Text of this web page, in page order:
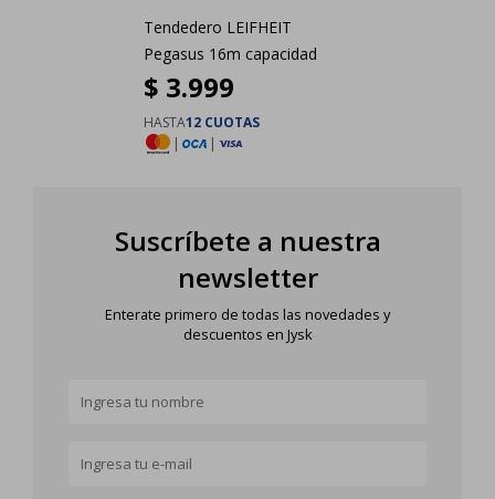
Tendedero LEIFHEIT
Pegasus 16m capacidad
$ 3.999
HASTA12 CUOTAS
|
|
Suscríbete a nuestra
newsletter
Enterate primero de todas las novedades y
descuentos en Jysk